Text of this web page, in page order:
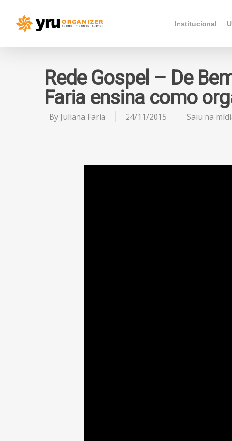
Institucional
Rede Gospel – De
Faria ensina como
By Juliana Faria 24/11/2015 Saiu na